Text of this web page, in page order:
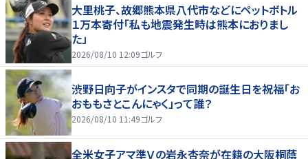
大里桃子、故郷熊本県八代市などにペットボトル
１万本寄付「私も地震発生時は熊本におりまし
た」
2026/08/10 12:09ゴルフ
渋野日向子がインスタで同期の誕生日を祝福「お
おももさとこんにゃく」って誰？
2026/08/10 11:49ゴルフ
全米女子アマ準Ｖの岩永杏奈が在籍の大阪桐蔭